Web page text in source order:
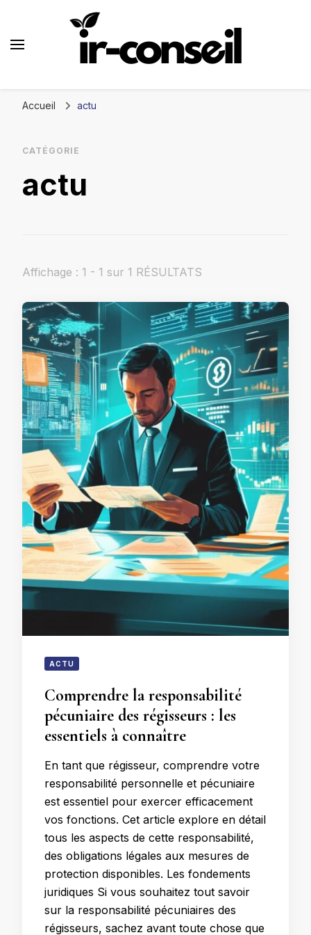
Accueil actu
CATÉGORIE
actu
Affichage : 1 - 1 sur 1 RÉSULTATS
ACTU
Comprendre la responsabilité
pécuniaire des régisseurs : les
essentiels à connaître
En tant que régisseur, comprendre votre
responsabilité personnelle et pécuniaire
est essentiel pour exercer efficacement
vos fonctions. Cet article explore en détail
tous les aspects de cette responsabilité,
des obligations légales aux mesures de
protection disponibles. Les fondements
juridiques Si vous souhaitez tout savoir
sur la responsabilité pécuniaires des
régisseurs, sachez avant toute chose que